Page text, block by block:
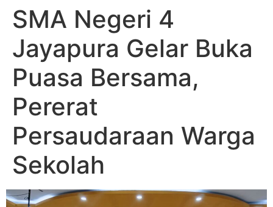
SMA Negeri 4
Jayapura Gelar Buka
Puasa Bersama,
Pererat
Persaudaraan Warga
Sekolah